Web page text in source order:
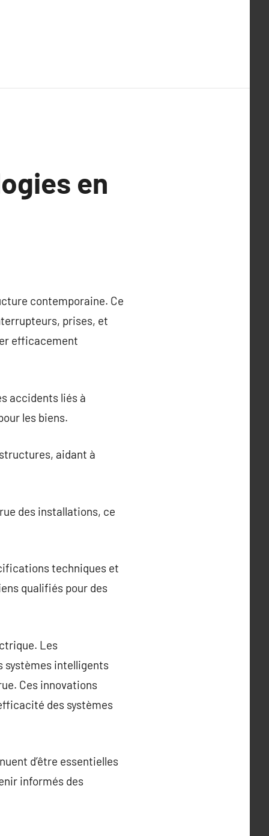
en
contemporaine. Ce
prises, et
efficacement
accidents liés à
les biens.
aidant à
des installations, ce
techniques et
qualifiés pour des
Les
systèmes intelligents
Ces innovations
des systèmes
d’être essentielles
informés des